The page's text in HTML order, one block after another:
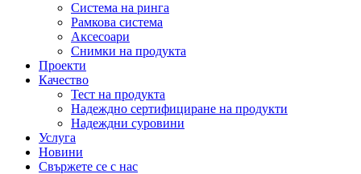
Система на ринга
Рамкова система
Аксесоари
Снимки на продукта
Проекти
Качество
Тест на продукта
Надеждно сертифициране на продукти
Надеждни суровини
Услуга
Новини
Свържете се с нас